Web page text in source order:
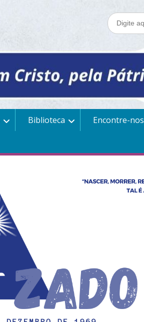
Biblioteca Encontre-nos